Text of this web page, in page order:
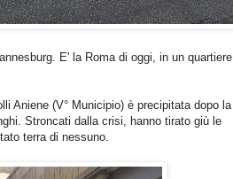
E' la Roma di oggi, in un quartiere
Aniene (V° Municipio) è precipitata dopo la
Stroncati dalla crisi, hanno tirato giù le
terra di nessuno.